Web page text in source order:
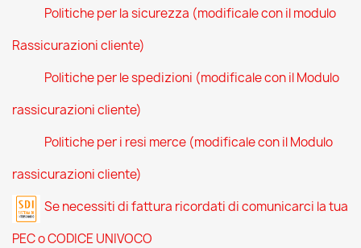
Politiche per la sicurezza (modificale con il modulo
Rassicurazioni cliente)
Politiche per le spedizioni (modificale con il Modulo
rassicurazioni cliente)
Politiche per i resi merce (modificale con il Modulo
rassicurazioni cliente)
Se necessiti di fattura ricordati di comunicarci la tua
PEC o CODICE UNIVOCO